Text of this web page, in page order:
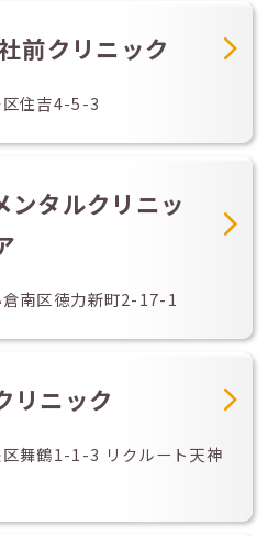
前クリニック
区住吉4-5-3
ンタルクリニッ
南区徳力新町2-17-1
リニック
舞鶴1-1-3 リクルート天神